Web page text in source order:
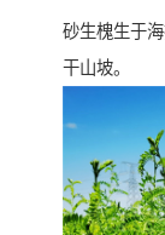
砂生槐生于
干山坡。